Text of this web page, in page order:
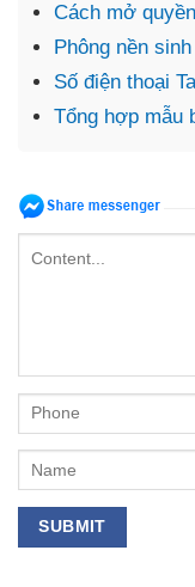
Cách mở
Phông nền
Số điện thoại
Tổng hợp mẫu